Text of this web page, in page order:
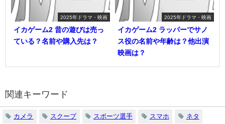
2025年ドラマ・映画
イカゲーム2 昔の遊びは売っ
ている？名前や購入先は？
2025年ドラマ・映画
イカゲーム2 ラッパーでサノ
ス役の名前や年齢は？他出演
映画は？
関連キーワード
カメラ スクープ スポーツ選手 スマホ ネタ